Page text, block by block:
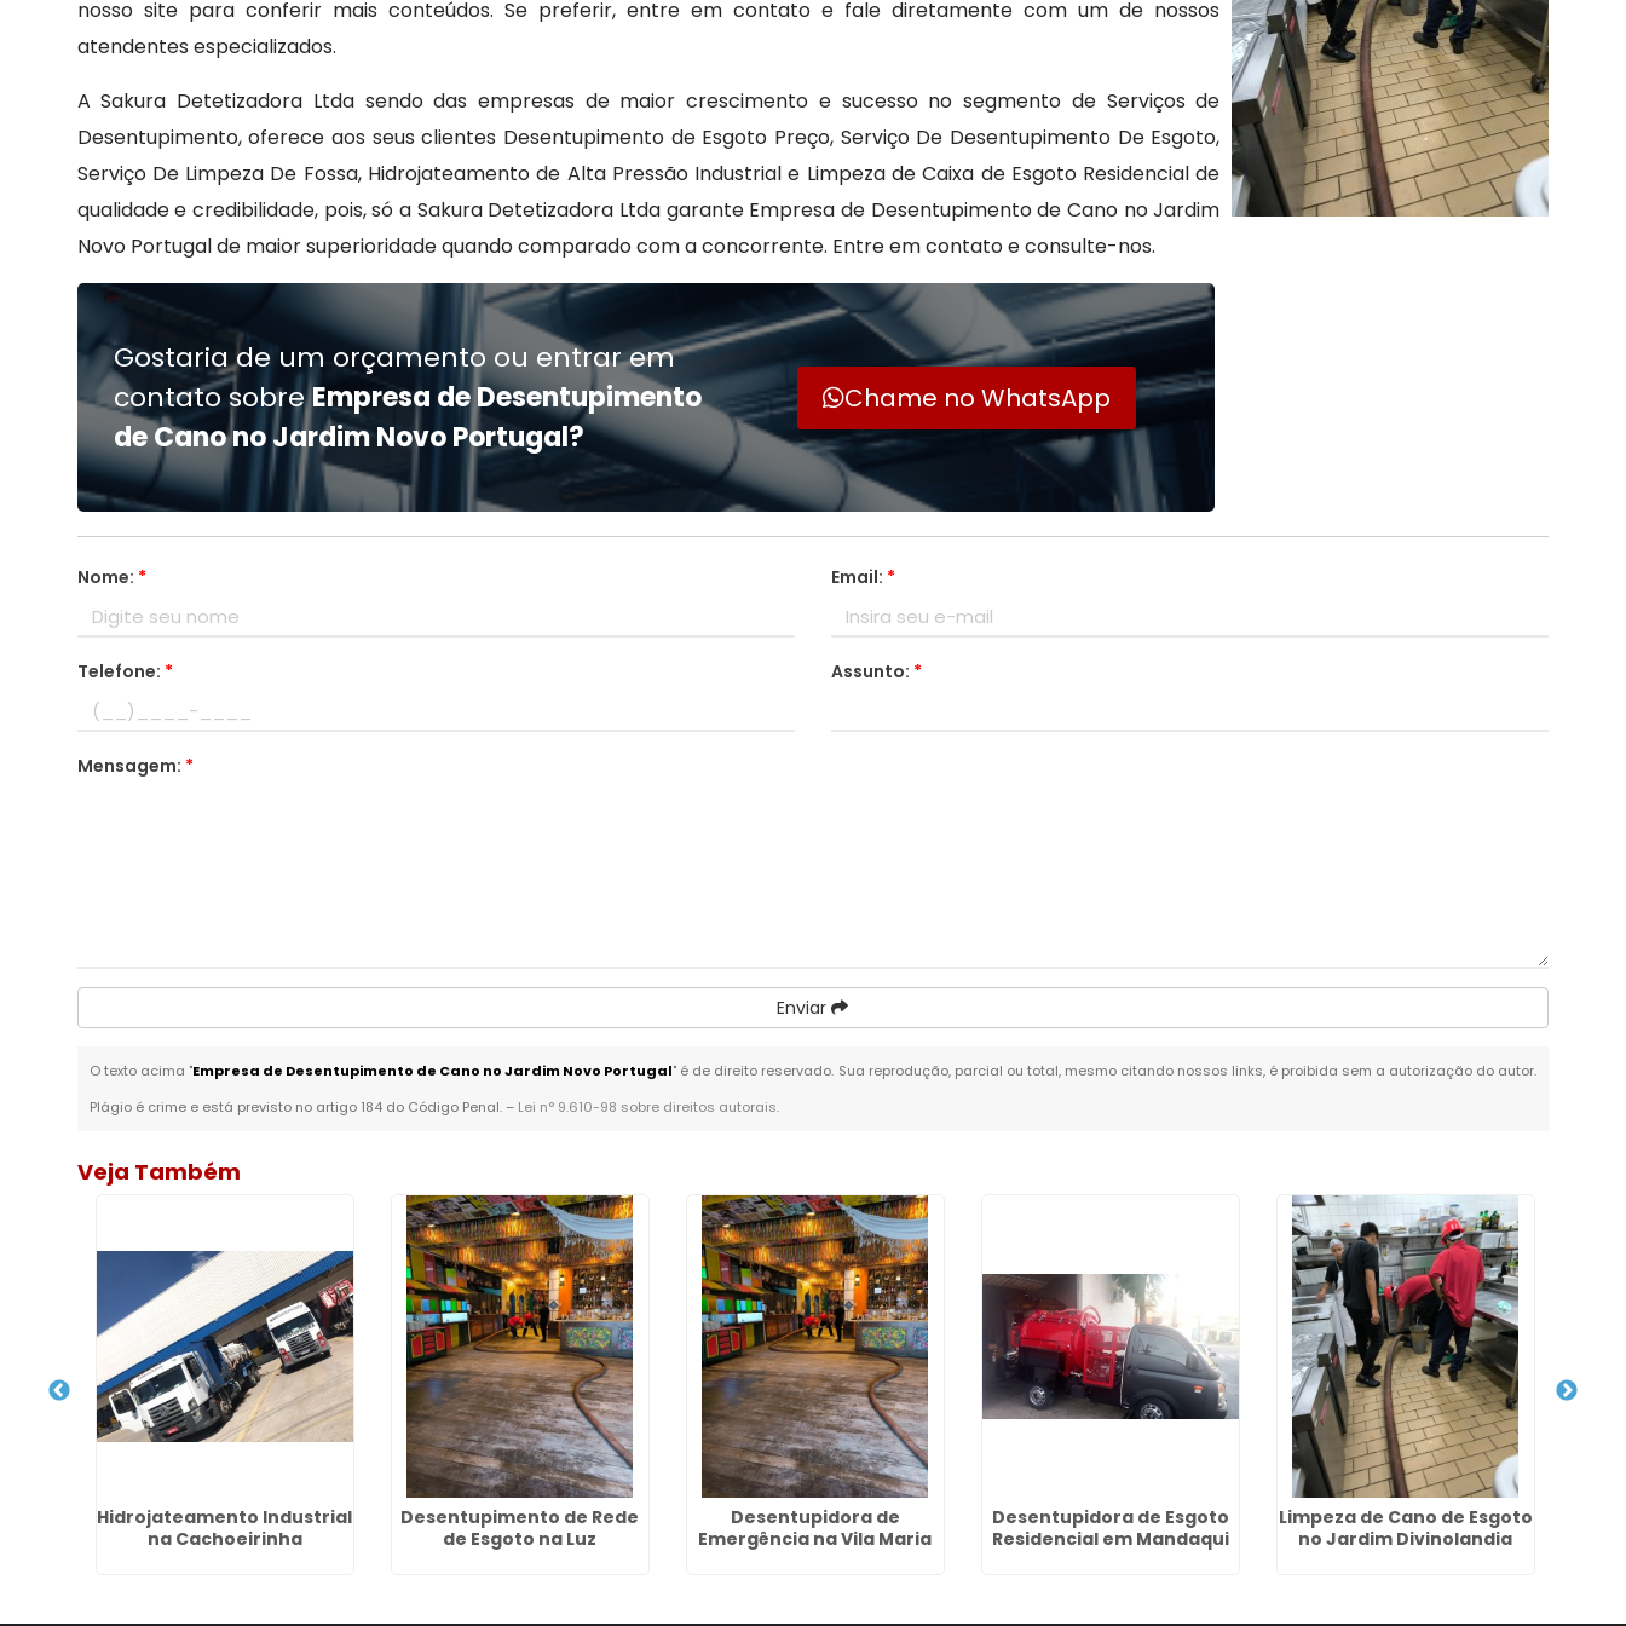
nosso site para conferir mais conteúdos. Se preferir, entre em contato e fale diretamente com um de nossos
atendentes especializados.
A Sakura Detetizadora Ltda sendo das empresas de maior crescimento e sucesso no segmento de Serviços de
Desentupimento, oferece aos seus clientes Desentupimento de Esgoto Preço, Serviço De Desentupimento De Esgoto,
Serviço De Limpeza De Fossa, Hidrojateamento de Alta Pressão Industrial e Limpeza de Caixa de Esgoto Residencial de
qualidade e credibilidade, pois, só a Sakura Detetizadora Ltda garante Empresa de Desentupimento de Cano no Jardim
Novo Portugal de maior superioridade quando comparado com a concorrente. Entre em contato e consulte-nos.
Gostaria de um orçamento ou entrar em
contato sobreEmpresa de Desentupimento
de Cano no Jardim Novo Portugal?
Chame no WhatsApp
Nome: * Email: *
Telefone: * Assunto: *
Mensagem: *
Enviar
O texto acima "Empresa de Desentupimento de Cano no Jardim Novo Portugal" é de direito reservado. Sua reprodução, parcial ou total, mesmo citando nossos links, é proibida sem a autorização do autor.
Plágio é crime e está previsto no artigo 184 do Código Penal. – Lei n° 9.610-98 sobre direitos autorais.
Veja Também
Hidrojateamento Industrial
na Cachoeirinha
Desentupimento de Rede
de Esgoto na Luz
Desentupidora de
Emergência na Vila Maria
Desentupidora de Esgoto
Residencial em Mandaqui
Limpeza de Cano de Esgoto
no Jardim Divinolandia